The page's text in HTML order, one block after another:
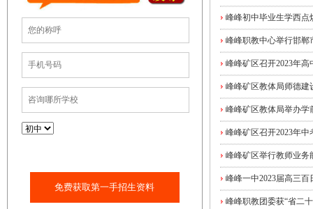
免费获取第一手招生资料
峰峰初中毕业生学西点
峰峰职教中心举行邯郸
峰峰矿区召开2023年
峰峰矿区教体局师德建
峰峰矿区教体局举办学
峰峰矿区召开2023年中
峰峰矿区举行教师业务
峰峰一中2023届高三百
峰峰职教团委获“省二